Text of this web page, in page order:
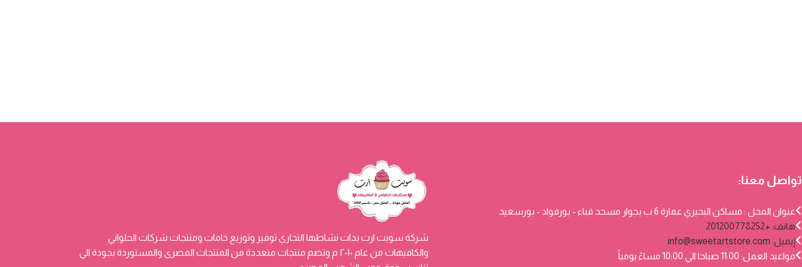
شركة سويت ارت بدات نشاطها التجاري توفير وتوزيع خامات ومنتجات شركات الحلواني
والكافيهات من عام ٢٠١٠ م وتضم منتجات متعددة من المنتجات المصرى والمستوردة بجودة الي
تواصل معنا:
عنوان المحل : مساكن البحيري عمارة 6 ب بجوار مسجد قباء - بورفواد - بورسعيد
هاتف: +201200778252
إيميل: info@sweetartstore.com
مواعيد العمل: 11:00 صباحا الي 10:00 مساءً يومياً